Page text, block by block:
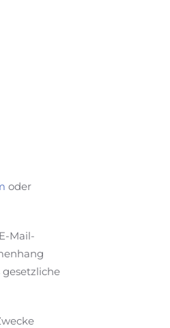
oder
Mail-